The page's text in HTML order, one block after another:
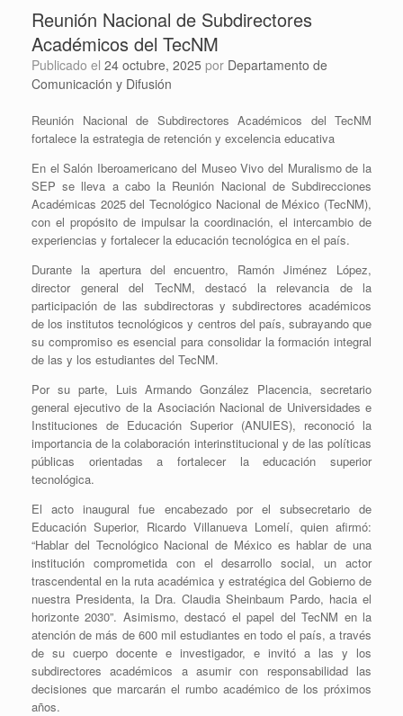
Reunión Nacional de Subdirectores
Académicos del TecNM
Publicado el 24 octubre, 2025 por Departamento de
Comunicación y Difusión
Reunión Nacional de Subdirectores Académicos del TecNM
fortalece la estrategia de retención y excelencia educativa
En el Salón Iberoamericano del Museo Vivo del Muralismo de la
SEP se lleva a cabo la Reunión Nacional de Subdirecciones
Académicas 2025 del Tecnológico Nacional de México (TecNM),
con el propósito de impulsar la coordinación, el intercambio de
experiencias y fortalecer la educación tecnológica en el país.
Durante la apertura del encuentro, Ramón Jiménez López,
director general del TecNM, destacó la relevancia de la
participación de las subdirectoras y subdirectores académicos
de los institutos tecnológicos y centros del país, subrayando que
su compromiso es esencial para consolidar la formación integral
de las y los estudiantes del TecNM.
Por su parte, Luis Armando González Placencia, secretario
general ejecutivo de la Asociación Nacional de Universidades e
Instituciones de Educación Superior (ANUIES), reconoció la
importancia de la colaboración interinstitucional y de las políticas
públicas orientadas a fortalecer la educación superior
tecnológica.
El acto inaugural fue encabezado por el subsecretario de
Educación Superior, Ricardo Villanueva Lomelí, quien afirmó:
“Hablar del Tecnológico Nacional de México es hablar de una
institución comprometida con el desarrollo social, un actor
trascendental en la ruta académica y estratégica del Gobierno de
nuestra Presidenta, la Dra. Claudia Sheinbaum Pardo, hacia el
horizonte 2030”. Asimismo, destacó el papel del TecNM en la
atención de más de 600 mil estudiantes en todo el país, a través
de su cuerpo docente e investigador, e invitó a las y los
subdirectores académicos a asumir con responsabilidad las
decisiones que marcarán el rumbo académico de los próximos
años.